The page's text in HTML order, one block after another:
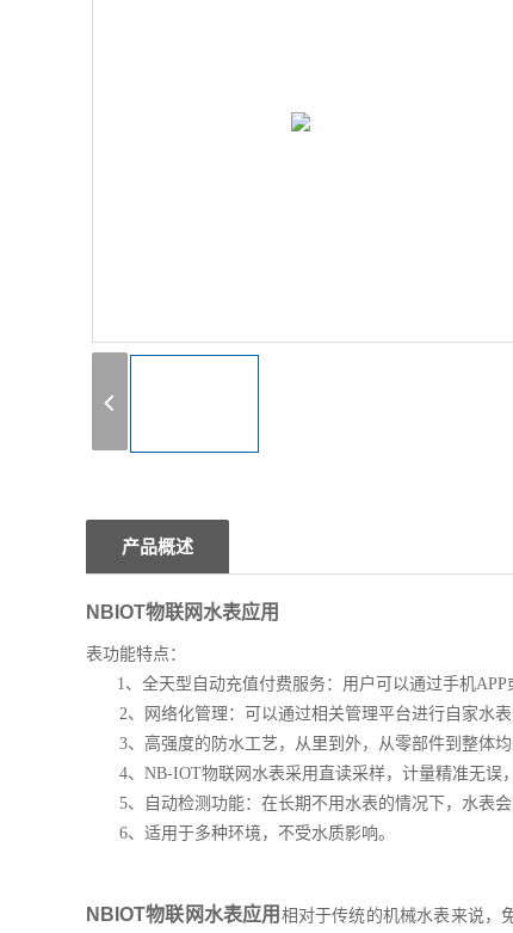
产品概述
NBIOT物联网水表应用
表功能特点：
1、全天型自动充值付费服务：用户可以通过手机APP
2、网络化管理：可以通过相关管理平台进行自家水表
3、高强度的防水工艺，从里到外，从零部件到整体均
4、NB-IOT物联网水表采用直读采样，计量精准无误，
5、自动检测功能：在长期不用水表的情况下，水表会
6、适用于多种环境，不受水质影响。
NBIOT物联网水表应用 相对于传统的机械水表来说，